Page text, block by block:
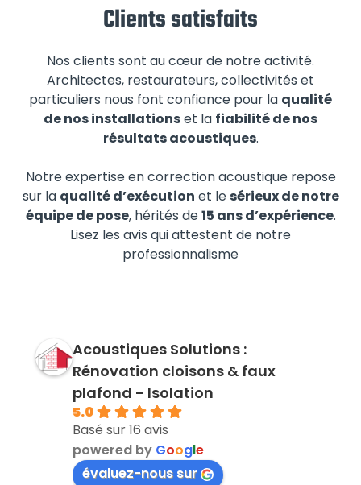
Clients satisfaits
Nos clients sont au cœur de notre activité.
Architectes, restaurateurs, collectivités et
particuliers nous font confiance pour la qualité
de nos installationset la fiabilité de nos
résultats acoustiques.
Notre expertise en correction acoustique repose
sur la qualité d’exécution et lesérieux de notre
équipe de pose, hérités de15 ans d’expérience.
Lisez les avis qui attestent de notre
professionnalisme
Acoustiques Solutions :
Rénovation cloisons & faux
plafond - Isolation
5.0
Basé sur 16 avis
powered by Google
évaluez-nous sur